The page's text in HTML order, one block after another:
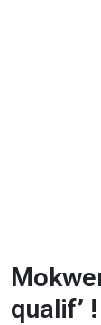
qualif’